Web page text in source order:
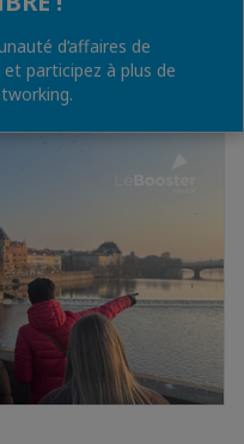
d’affaires de
participez à plus de